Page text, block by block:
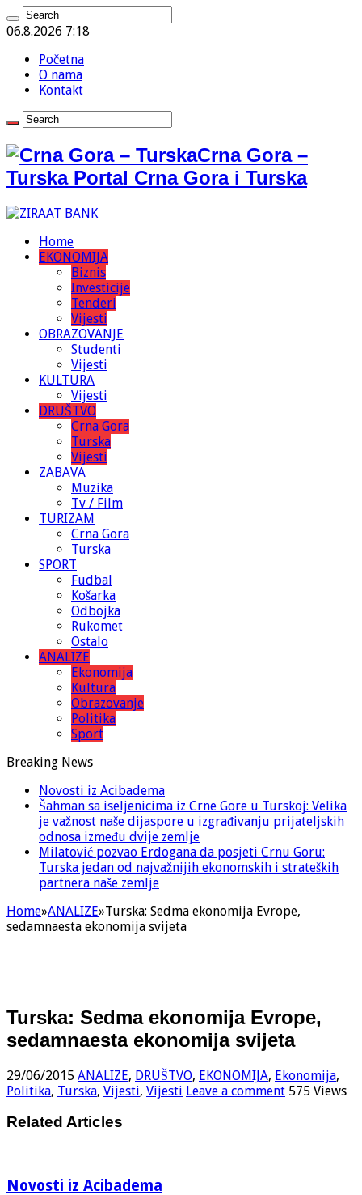
06.8.2026 7:18
Početna
O nama
Kontakt
Crna Gora –
Turska Portal Crna Gora i Turska
Home
EKONOMIJA
Biznis
Investicije
Tenderi
Vijesti
OBRAZOVANJE
Studenti
Vijesti
KULTURA
Vijesti
DRUŠTVO
Crna Gora
Turska
Vijesti
ZABAVA
Muzika
Tv / Film
TURIZAM
Crna Gora
Turska
SPORT
Fudbal
Košarka
Odbojka
Rukomet
Ostalo
ANALIZE
Ekonomija
Kultura
Obrazovanje
Politika
Sport
Breaking News
Novosti iz Acibadema
Šahman sa iseljenicima iz Crne Gore u Turskoj: Velika
je važnost naše dijaspore u izgrađivanju prijateljskih
odnosa između dvije zemlje
Milatović pozvao Erdogana da posjeti Crnu Goru:
Turska jedan od najvažnijih ekonomskih i strateških
partnera naše zemlje
Home»ANALIZE»Turska: Sedma ekonomija Evrope,
sedamnaesta ekonomija svijeta
Turska: Sedma ekonomija Evrope,
sedamnaesta ekonomija svijeta
29/06/2015 ANALIZE, DRUŠTVO, EKONOMIJA, Ekonomija,
Politika, Turska, Vijesti, Vijesti Leave a comment 575 Views
Related Articles
Novosti iz Acibadema